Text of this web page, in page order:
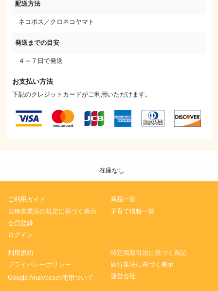
配送方法
ネコポス／クロネコヤマト
発送までの目安
４～７日で発送
お支払い方法
下記のクレジットカードがご利用いただけます。
在庫なし
ご利用ガイド
古物営業法の規定に基づく表示
会員登録
ログイン
商品一覧
子育て情報一覧
利用規約
プライバシーポリシー
Google Analyticsの使用ついて
特定商取引法に基づく表記
旅行業法に基づく表示
運営会社